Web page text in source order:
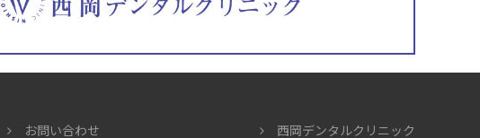
お問い合わせ 西岡デンタルクリニック